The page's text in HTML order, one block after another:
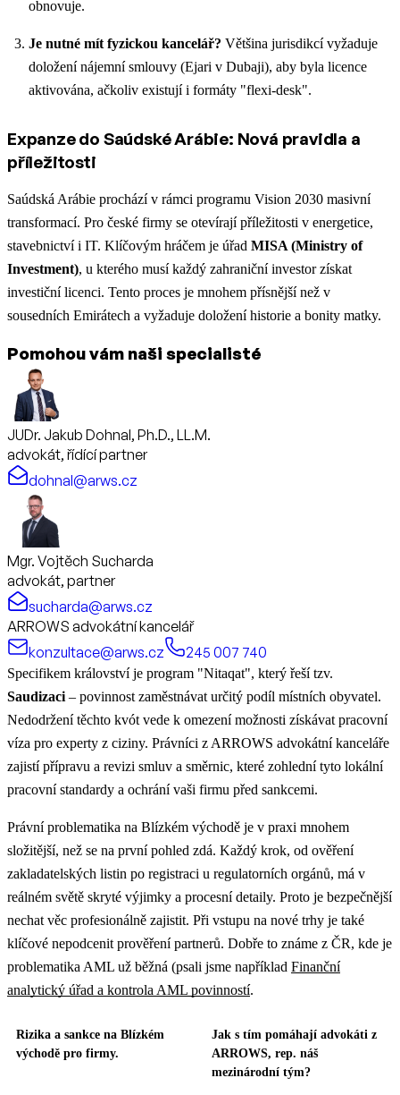
obnovuje.
Je nutné mít fyzickou kancelář? Většina jurisdikcí vyžaduje
doložení nájemní smlouvy (Ejari v Dubaji), aby byla licence
aktivována, ačkoliv existují i formáty "flexi-desk".
Expanze do Saúdské Arábie: Nová pravidla a
příležitosti
Saúdská Arábie prochází v rámci programu Vision 2030 masivní
transformací. Pro české firmy se otevírají příležitosti v energetice,
stavebnictví i IT. Klíčovým hráčem je úřad MISA (Ministry of
Investment), u kterého musí každý zahraniční investor získat
investiční licenci. Tento proces je mnohem přísnější než v
sousedních Emirátech a vyžaduje doložení historie a bonity matky.
Pomohou vám naši specialisté
JUDr. Jakub Dohnal, Ph.D., LL.M.
advokát, řídící partner
dohnal@arws.cz
Mgr. Vojtěch Sucharda
advokát, partner
sucharda@arws.cz
ARROWS advokátní kancelář
konzultace@arws.cz
245 007 740
Specifikem království je program "Nitaqat", který řeší tzv.
Saudizaci– povinnost zaměstnávat určitý podíl místních obyvatel.
Nedodržení těchto kvót vede k omezení možnosti získávat pracovní
víza pro experty z ciziny. Právníci z ARROWS advokátní kanceláře
zajistí přípravu a revizi smluv a směrnic, které zohlední tyto lokální
pracovní standardy a ochrání vaši firmu před sankcemi.
Právní problematika na Blízkém východě je v praxi mnohem
složitější, než se na první pohled zdá. Každý krok, od ověření
zakladatelských listin po registraci u regulatorních orgánů, má v
reálném světě skryté výjimky a procesní detaily. Proto je bezpečnější
nechat věc profesionálně zajistit. Při vstupu na nové trhy je také
klíčové nepodcenit prověření partnerů. Dobře to známe z ČR, kde je
problematika AML už běžná (psali jsme například Finanční
analytický úřad a kontrola AML povinností.
Rizika a sankce na Blízkém
východě pro firmy.
Jak s tím pomáhají advokáti z
ARROWS, rep. náš
mezinárodní tým?